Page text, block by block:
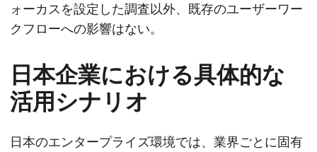
ォーカスを設定した調査以外、既存のユーザーワー
クフローへの影響はない。
日本企業における具体的な
活用シナリオ
日本のエンタープライズ環境では、業界ごとに固有